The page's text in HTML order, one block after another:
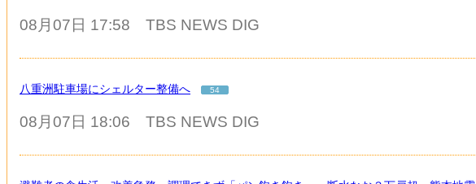
08月07日 17:58 TBS NEWS DIG
八重洲駐車場にシェルター整備へ 54
08月07日 18:06 TBS NEWS DIG